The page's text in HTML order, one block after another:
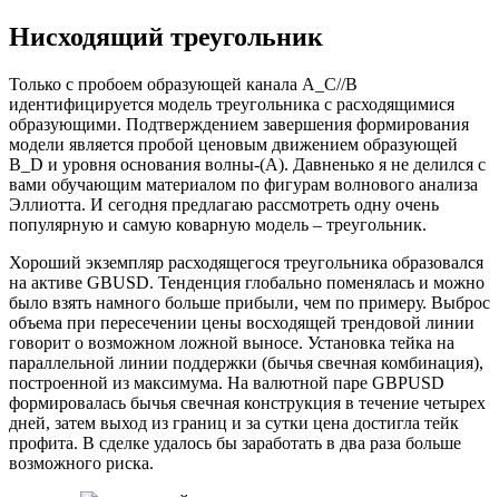
Нисходящий треугольник
Только с пробоем образующей канала А_С//B
идентифицируется модель треугольника с расходящимися
образующими. Подтверждением завершения формирования
модели является пробой ценовым движением образующей
B_D и уровня основания волны-(А). Давненько я не делился с
вами обучающим материалом по фигурам волнового анализа
Эллиотта. И сегодня предлагаю рассмотреть одну очень
популярную и самую коварную модель – треугольник.
Хороший экземпляр расходящегося треугольника образовался
на активе GBUSD. Тенденция глобально поменялась и можно
было взять намного больше прибыли, чем по примеру. Выброс
объема при пересечении цены восходящей трендовой линии
говорит о возможном ложной выносе. Установка тейка на
параллельной линии поддержки (бычья свечная комбинация),
построенной из максимума. На валютной паре GBPUSD
формировалась бычья свечная конструкция в течение четырех
дней, затем выход из границ и за сутки цена достигла тейк
профита. В сделке удалось бы заработать в два раза больше
возможного риска.